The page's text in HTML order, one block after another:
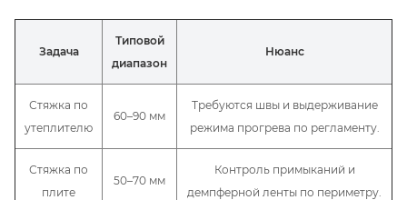
Задача
Типовой
диапазон
Нюанс
Стяжка по
утеплителю
60–90 мм
Требуются швы и выдерживание
режима прогрева по регламенту.
Стяжка по
плите
50–70 мм
Контроль примыканий и
демпферной ленты по периметру.